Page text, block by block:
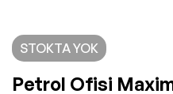
STOKTA YOK
Petrol Ofisi